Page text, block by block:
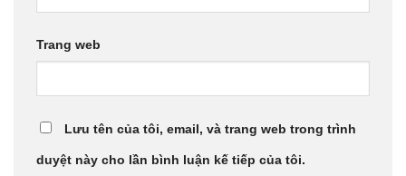
Trang web
Lưu tên của tôi, email, và trang web trong trình
duyệt này cho lần bình luận kế tiếp của tôi.